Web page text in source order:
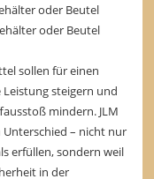
oder Beutel
oder Beutel
sollen für einen
steigern und
mindern. JLM
– nicht nur
erfüllen, sondern weil
in der